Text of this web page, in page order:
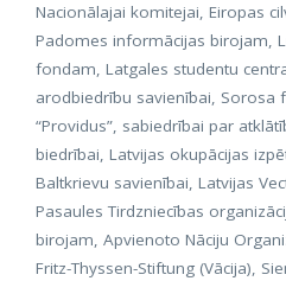
Nacionālajai komitejai, Eiropas
Padomes informācijas birojam,
fondam, Latgales studentu
arodbiedrību savienībai, Sorosa
“Providus”, sabiedrībai par
biedrībai, Latvijas okupācijas
Baltkrievu savienībai, Latvijas
Pasaules Tirdzniecības
birojam, Apvienoto Nāciju
Fritz-Thyssen-Stiftung (Vācija),